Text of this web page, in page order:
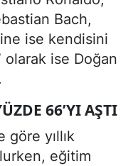
Bach,
ise kendisini
olarak ise Doğan
66’YI AŞTI
göre yıllık
eğitim